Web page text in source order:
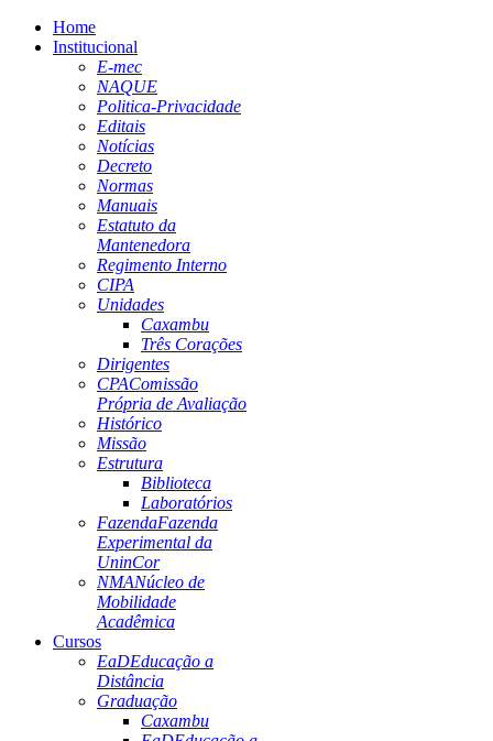
Home
Institucional
E-mec
NAQUE
Politica-Privacidade
Editais
Notícias
Decreto
Normas
Manuais
Estatuto da
Mantenedora
Regimento Interno
CIPA
Unidades
Caxambu
Três Corações
Dirigentes
CPAComissão
Própria de Avaliação
Histórico
Missão
Estrutura
Biblioteca
Laboratórios
FazendaFazenda
Experimental da
UninCor
NMANúcleo de
Mobilidade
Acadêmica
Cursos
EaDEducação a
Distância
Graduação
Caxambu